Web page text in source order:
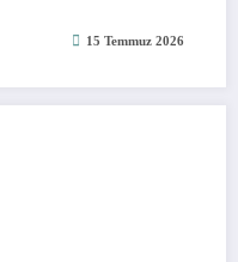
15 Temmuz 2026